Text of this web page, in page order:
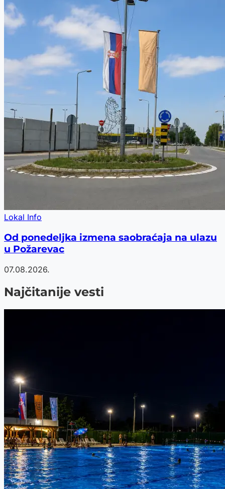
Lokal Info
Od ponedeljka izmena saobraćaja na ulazu
u Požarevac
07.08.2026.
Najčitanije vesti